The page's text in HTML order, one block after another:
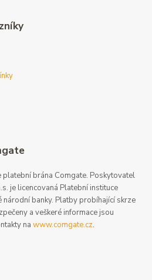
brána Comgate. Poskytovatel
je licencovaná Platební instituce
banky. Platby probíhající skrze
a veškeré informace jsou
nawww.comgate.cz.